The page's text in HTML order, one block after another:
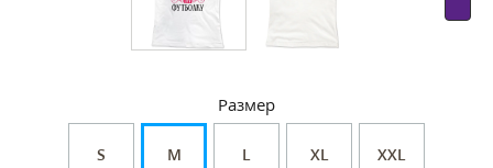
Размер
S M L XL XXL